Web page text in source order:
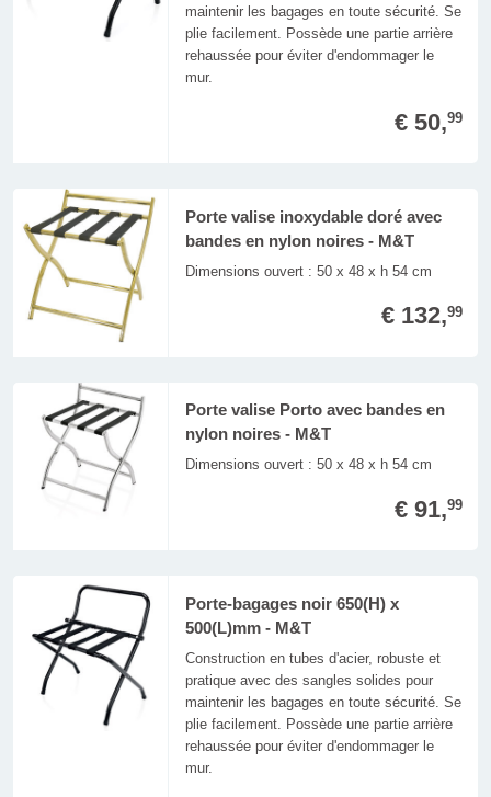
maintenir les bagages en toute sécurité. Se
plie facilement. Possède une partie arrière
rehaussée pour éviter d'endommager le
mur.
€ 50,99
Porte valise inoxydable doré avec
bandes en nylon noires - M&T
Dimensions ouvert : 50 x 48 x h 54 cm
€ 132,99
Porte valise Porto avec bandes en
nylon noires - M&T
Dimensions ouvert : 50 x 48 x h 54 cm
€ 91,99
Porte-bagages noir 650(H) x
500(L)mm - M&T
Construction en tubes d'acier, robuste et
pratique avec des sangles solides pour
maintenir les bagages en toute sécurité. Se
plie facilement. Possède une partie arrière
rehaussée pour éviter d'endommager le
mur.